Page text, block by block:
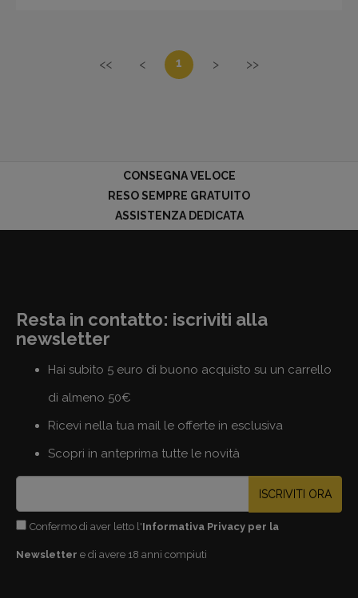
<< < 1 > >>
CONSEGNA VELOCE
RESO SEMPRE GRATUITO
ASSISTENZA DEDICATA
Resta in contatto: iscriviti alla
newsletter
Hai subito 5 euro di buono acquisto su un carrello
di almeno 50€
Ricevi nella tua mail le offerte in esclusiva
Scopri in anteprima tutte le novità
ISCRIVITI ORA
Confermo di aver letto l'Informativa Privacy per la
Newsletter e di avere 18 anni compiuti